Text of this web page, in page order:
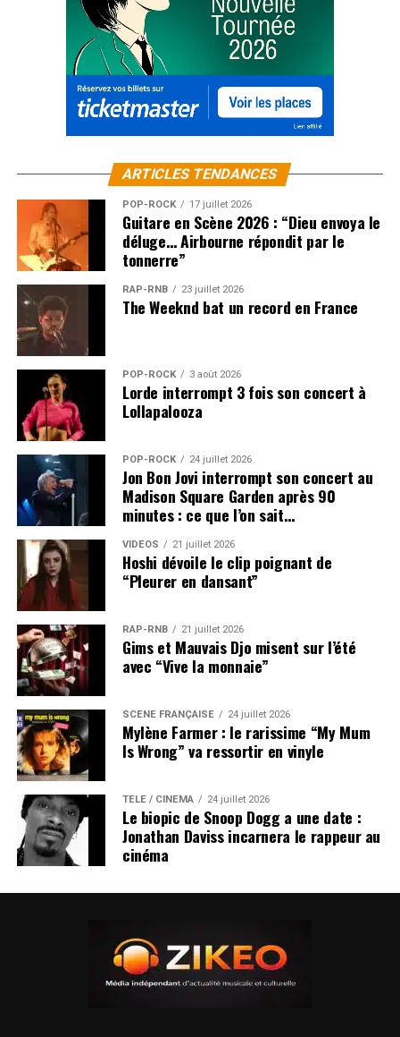
ARTICLES TENDANCES
POP-ROCK 17 juillet 2026
Guitare en Scène 2026 : “Dieu envoya le
déluge… Airbourne répondit par le
tonnerre”
RAP-RNB 23 juillet 2026
The Weeknd bat un record en France
POP-ROCK 3 août 2026
Lorde interrompt 3 fois son concert à
Lollapalooza
POP-ROCK 24 juillet 2026
Jon Bon Jovi interrompt son concert au
Madison Square Garden après 90
minutes : ce que l’on sait…
VIDEOS 21 juillet 2026
Hoshi dévoile le clip poignant de
“Pleurer en dansant”
RAP-RNB 21 juillet 2026
Gims et Mauvais Djo misent sur l’été
avec “Vive la monnaie”
SCÈNE FRANÇAISE 24 juillet 2026
Mylène Farmer : le rarissime “My Mum
Is Wrong” va ressortir en vinyle
TÉLÉ / CINÉMA 24 juillet 2026
Le biopic de Snoop Dogg a une date :
Jonathan Daviss incarnera le rappeur au
cinéma